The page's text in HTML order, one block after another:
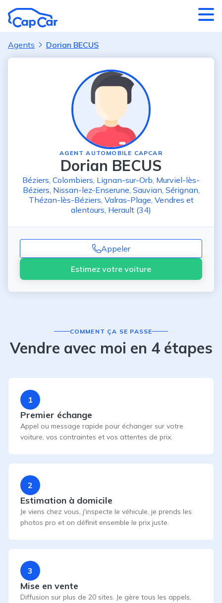
Agents Dorian BECUS
AGENT AUTOMOBILE CAPCAR
Dorian BECUS
Béziers, Colombiers, Lignan-sur-Orb, Murviel-lès-
Béziers, Nissan-lez-Enserune, Sauvian, Sérignan,
Thézan-lès-Béziers, Valras-Plage, Vendres et
alentours, Herault (34)
Appeler
Estimez votre voiture
COMMENT ÇA SE PASSE
Vendre avec moi en 4 étapes
1
Premier échange
Appel ou message rapide pour échanger sur votre
voiture, vos contraintes et vos attentes de prix.
2
Estimation à domicile
Je viens chez vous, j'inspecte le véhicule, je prends les
photos pro et on définit ensemble le prix juste.
3
Mise en vente
Diffusion sur plus de 20 sites. Je gère tous les appels,